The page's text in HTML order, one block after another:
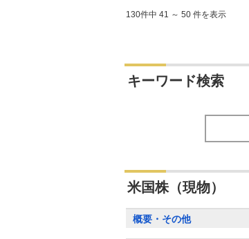
130件中 41 ～ 50 件を表示
キーワード検索
米国株（現物）
概要・その他